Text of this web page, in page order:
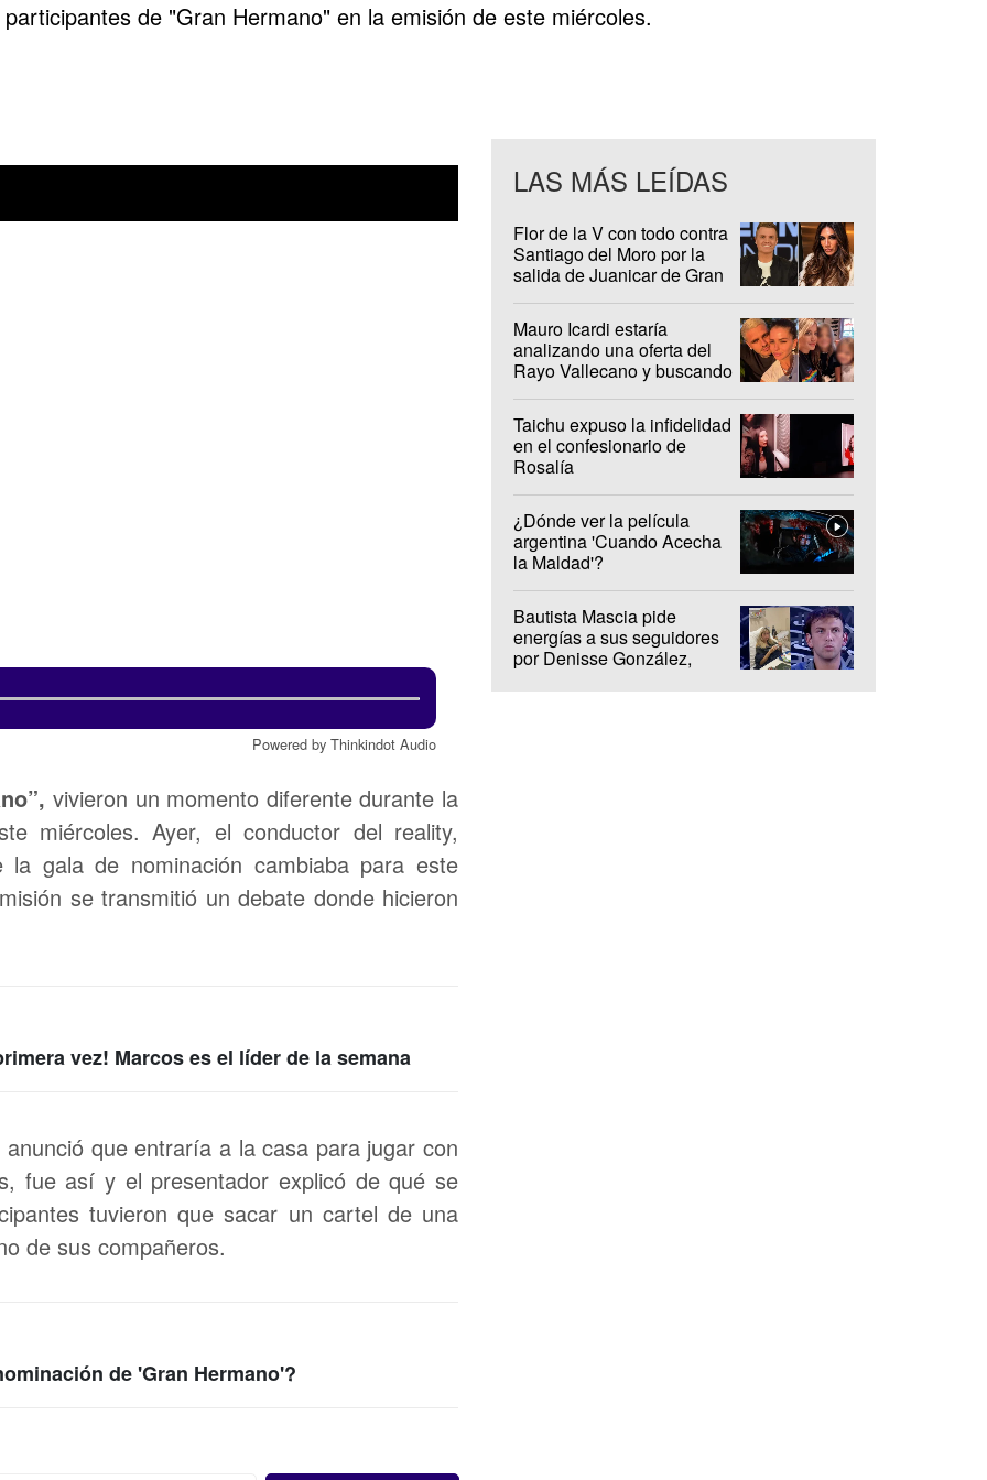
de "Gran Hermano" en la emisión de este miércoles.
Powered by Thinkindot Audio
vivieron un momento diferente durante la
miércoles. Ayer, el conductor del reality,
la gala de nominación cambiaba para este
se transmitió un debate donde hicieron
vez! Marcos es el líder de la semana
que entraría a la casa para jugar con
fue así y el presentador explicó de qué se
tuvieron que sacar un cartel de una
de sus compañeros.
de 'Gran Hermano'?
LAS MÁS LEÍDAS
Flor de la V con todo contra
Santiago del Moro por la
salida de Juanicar de Gran
Mauro Icardi estaría
analizando una oferta del
Rayo Vallecano y buscando
Taichu expuso la infidelidad
en el confesionario de
Rosalía
¿Dónde ver la película
argentina 'Cuando Acecha
la Maldad'?
Bautista Mascia pide
energías a sus seguidores
por Denisse González,